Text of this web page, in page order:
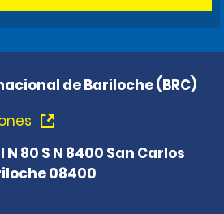
de Bariloche (BRC)